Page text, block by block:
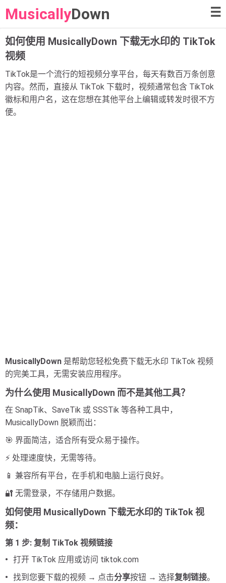
MusicallyDown ☰
如何使用 MusicallyDown 下载无水印的 TikTok
视频
TikTok是一个流行的短视频分享平台，每天有数百万条创意
内容。然而，直接从 TikTok 下载时，视频通常包含 TikTok
徽标和用户名，这在您想在其他平台上编辑或转发时很不方
便。
MusicallyDown 是帮助您轻松免费下载无水印 TikTok 视频
的完美工具，无需安装应用程序。
为什么使用 MusicallyDown 而不是其他工具？
在 SnapTik、SaveTik 或 SSSTik 等各种工具中，
MusicallyDown 脱颖而出：
🎯 界面简洁，适合所有受众易于操作。
⚡ 处理速度快，无需等待。
📱 兼容所有平台，在手机和电脑上运行良好。
🔐 无需登录，不存储用户数据。
如何使用 MusicallyDown 下载无水印的 TikTok 视
频：
第 1 步: 复制 TikTok 视频链接
打开 TikTok 应用或访问 tiktok.com
找到您要下载的视频 → 点击分享按钮 → 选择复制链接。